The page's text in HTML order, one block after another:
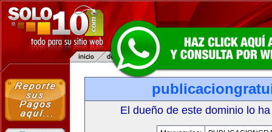
El dueño de este dominio lo